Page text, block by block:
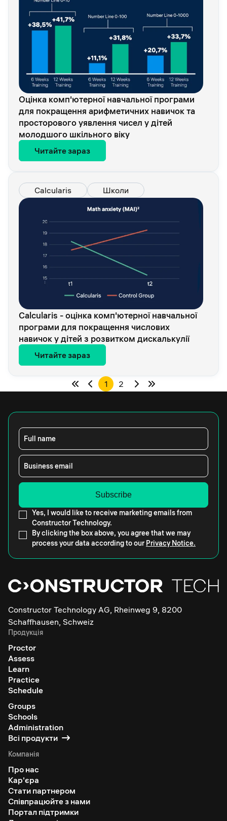
Оцінка комп'ютерної навчальної програми
для покращення арифметичних навичок та
просторового уявлення чисел у дітей
молодшого шкільного віку
Читайте зараз
Calcularis Школи
Calcularis - оцінка комп'ютерної навчальної
програми для покращення числових
навичок у дітей з розвитком дискалькулії
Читайте зараз
1 2
Full name
Business email
Yes, I would like to receive marketing emails from
Constructor Technology.
By clicking the box above, you agree that we may
process your data according to our Privacy Notice.
Constructor Technology AG, Rheinweg 9, 8200
Schaffhausen, Schweiz
Продукція
Proctor
Assess
Learn
Practice
Schedule
Groups
Schools
Administration
Всі продукти
Компанія
Про нас
Кар'єра
Стати партнером
Співпрацюйте з нами
Портал підтримки